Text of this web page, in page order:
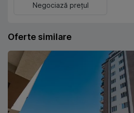
Negociază prețul
Oferte similare